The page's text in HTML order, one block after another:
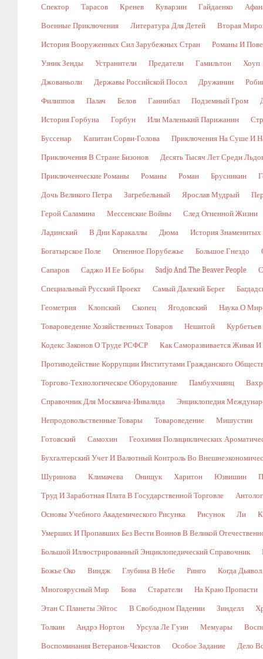
Спектор Тарасов Кренев Куварзин Гайдаенко
Военные Приключения Литература Для Детей Вторая
История Вооруженных Сил Зарубежных Стран Романы И
Узник Зенды Устранители Предатели Гамильтон Хоуп
Джованьоли Державы Российской Посол Дружинин
Филиппов Палач Белов Ганнибал Подземный Гром
История Горбуна Горбун Или Маленький Парижанин
Буссенар Капитан Сорви-Голова Приключения На Суше И
Приключения В Стране Бизонов Десять Тысяч Лет Среди
Приключенческие Романы Романы Роман Брусникин
Дочь Великого Петра Загребельный Ярослав Мудрый
Герой Саламина Мессенские Войны След Огненной Жизни
Ладинский В Дни Каракаллы Дюма История Знаменитых
Богатырское Поле Огненное Порубежье Большое Гнездо
Сапаров Саджо И Ее Бобры Sadjo And The Beaver People
Специальный Русский Проект Самый Далекий Берег
Геометрия Клопский Скопец Ягодовский Наука О
Товароведение Хозяйственных Товаров Нешитой Курбетьев
Кодекс Законов О Труде РСФСР Как Саморазвивается Живая
Противодействие Коррупции Институтами Гражданского
Торгово-Технологическое Оборудование Памбухчиянц
Справочник Для Москвича-Инвалида Энциклопедия
Непродовольственные Товары Товароведение Мишустин
Готовский Самохин Геохимия Полициклических
Бухгалтерский Учет И Валютный Контроль Во
Шуринова Климачева Онищук Харитон Юзвишин
Труд И Заработная Плата В Государственной Торговле
Основы Учебного Академического Рисунка Рисунок Ли
Умерших И Пропавших Без Вести Воинов В Великой
Большой Иллюстрированный Энциклопедический Справочник
Божье Око Виндж Глубина В Небе Ринго Когда
Многоярусный Мир Бова Старатели На Краю Пропасти
Этан С Планеты Эйтос В Свободном Падении Зинделл
Толкин Андрэ Нортон Урсула Ле Гуин Мемуары
Воспоминания Ветеранов-Чекистов Особое Задание Дело